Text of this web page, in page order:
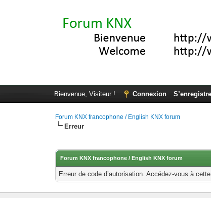
Bienvenue, Visiteur ! Connexion
Forum KNX francophone / English KNX forum
Erreur
Forum KNX francophone / English KNX forum
Erreur de code d’autorisation. Accédez-vous à